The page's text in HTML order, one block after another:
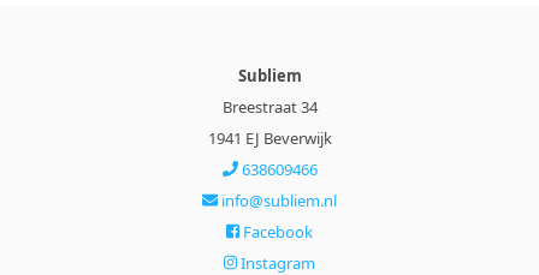
Subliem
Breestraat 34
1941 EJ Beverwijk
638609466
info@subliem.nl
Facebook
Instagram